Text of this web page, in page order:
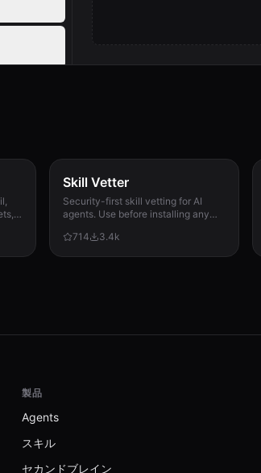
Skill Vetter
Security-first skill vetting for AI
agents. Use before installing any
other sources. Checks for red flags,
714 3.4k
製品
Agents
スキル
セカンドブレイン